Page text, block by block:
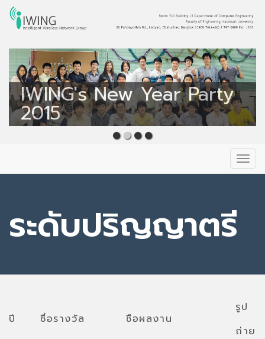
IWING
Intelligent Wireless
Network Group
IWING's New Year Party
2015
ระดับปริญญาตรี
ปี ชื่อรางวัล ชือผลงาน
รูป
ถ่าย